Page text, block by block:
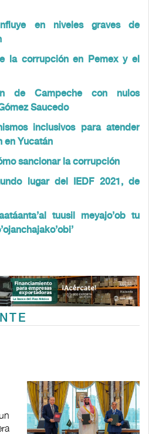
en niveles graves de
la corrupción en Pemex y el
de Campeche con nulos
Saucedo
inclusivos para atender
en Yucatán
sancionar la corrupción
lugar del IEDF 2021, de
tuusil meyajo’ob tu